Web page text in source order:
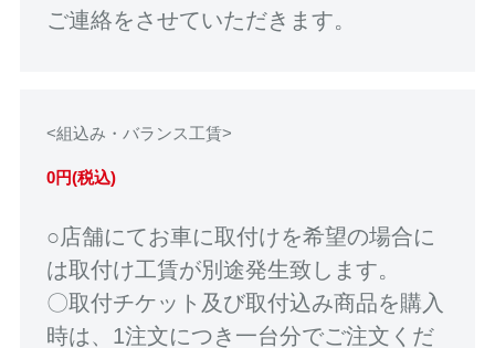
ご連絡をさせていただきます。
<組込み・バランス工賃>
0円(税込)
○店舗にてお車に取付けを希望の場合に
は取付け工賃が別途発生致します。
〇取付チケット及び取付込み商品を購入
時は、1注文につき一台分でご注文くだ